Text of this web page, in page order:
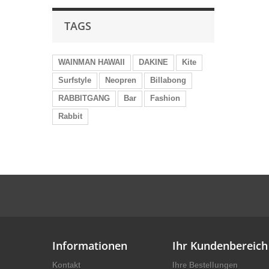
TAGS
WAINMAN HAWAII DAKINE
Kite
Surfstyle
Neopren
Billabong
RABBITGANG
Bar
Fashion
Rabbit
Informationen
Kontakt
Ihr Kundenbereich
Ihre Bestellungen